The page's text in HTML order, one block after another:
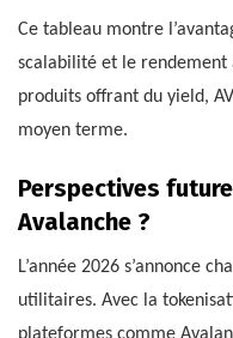
Ce tableau montre
scalabilité et le rendement
produits offrant du yield,
moyen terme.
Perspectives
Avalanche ?
L’année 2026 s’annonce
utilitaires. Avec la
plateformes comme